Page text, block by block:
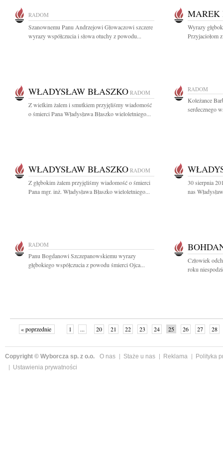
RADOM
Szanownemu Panu Andrzejowi Głowaczowi szczere
wyrazy współczucia i słowa otuchy z powodu...
MAREK
Wyrazy
Przyjaciołom
WŁADYSŁAW BŁASZKO RADOM
Z wielkim żalem i smutkiem przyjęliśmy wiadomość
o śmierci Pana Władysława Błaszko wieloletniego...
RADOM
Koleżance
serdecznego
WŁADYSŁAW BŁASZKO RADOM
Z głębokim żalem przyjęliśmy wiadomość o śmierci
Pana mgr. inż. Władysława Błaszko wieloletniego...
30 sierpnia
nas
RADOM
Panu Bogdanowi Szczepanowskiemu wyrazy
głębokiego współczucia z powodu śmierci Ojca...
Człowiek
roku
« poprzednie 1 ... 20 21 22 23 24 25 26 27
28
Copyright © Wyborcza sp. z o.o. O nas Staże u nas Reklama
Polityka
Ustawienia prywatności